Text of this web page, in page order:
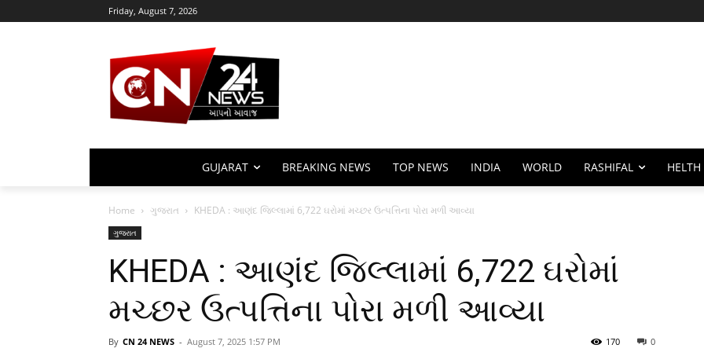
Friday, August 7, 2026
GUJARAT BREAKING NEWS TOP NEWS INDIA WORLD RASHIFAL HELTH
Home ગુજરાત KHEDA : આણંદ જિલ્લામાં 6,722 ઘરોમાં મચ્છર ઉત્પત્તિના પોરા મળી આવ્યા
ગુજરાત
KHEDA : આણંદ જિલ્લામાં 6,722 ઘરોમાં
મચ્છર ઉત્પત્તિના પોરા મળી આવ્યા
By CN 24 NEWS - August 7, 2025 1:57 PM 0
170